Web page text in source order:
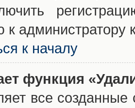
администратору
к началу
функция
все созданные